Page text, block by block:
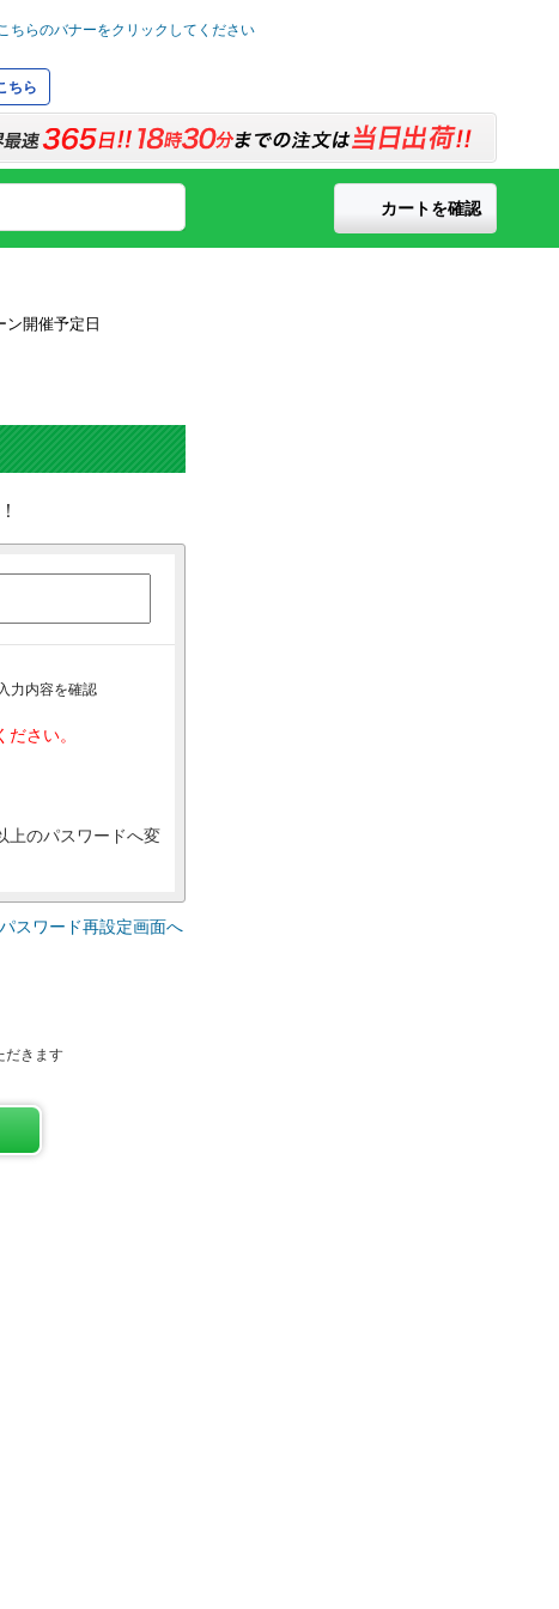
ちら
カートを確認
力内容を確認
さい。
上のパスワードへ変
スワード再設定画面へ
だきます